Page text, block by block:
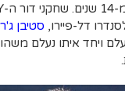
ה-
דל-פיירו, סטיבן
ויחד איתו נעלם